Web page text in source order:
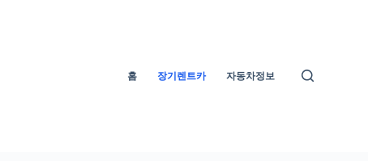
홈 장기렌트카 자동차정보